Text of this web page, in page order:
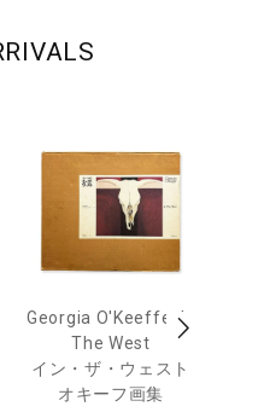
Georgia O'Keeffe: In
The West
イン・ザ・ウェスト
オキーフ画集